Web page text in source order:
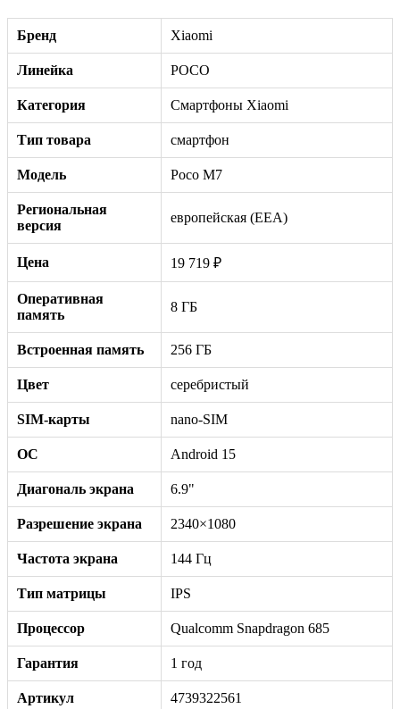
Бренд Xiaomi
Линейка POCO
Категория Смартфоны Xiaomi
Тип товара смартфон
Модель Poco M7
Региональная
версия
европейская (EEA)
Цена 19 719 ₽
Оперативная
память
8 ГБ
Встроенная память 256 ГБ
Цвет серебристый
SIM-карты nano-SIM
ОС Android 15
Диагональ экрана 6.9"
Разрешение экрана 2340×1080
Частота экрана 144 Гц
Тип матрицы IPS
Процессор Qualcomm Snapdragon 685
Гарантия 1 год
Артикул 4739322561